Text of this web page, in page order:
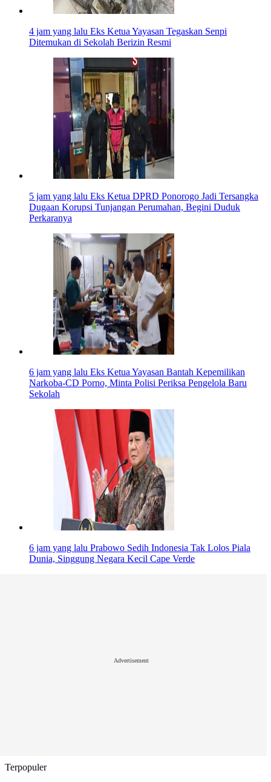
4 jam yang lalu Eks Ketua Yayasan Tegaskan Senpi
Ditemukan di Sekolah Berizin Resmi
5 jam yang lalu Eks Ketua DPRD Ponorogo Jadi Tersangka
Dugaan Korupsi Tunjangan Perumahan, Begini Duduk
Perkaranya
6 jam yang lalu Eks Ketua Yayasan Bantah Kepemilikan
Narkoba-CD Porno, Minta Polisi Periksa Pengelola Baru
Sekolah
6 jam yang lalu Prabowo Sedih Indonesia Tak Lolos Piala
Dunia, Singgung Negara Kecil Cape Verde
Advertisement
Terpopuler